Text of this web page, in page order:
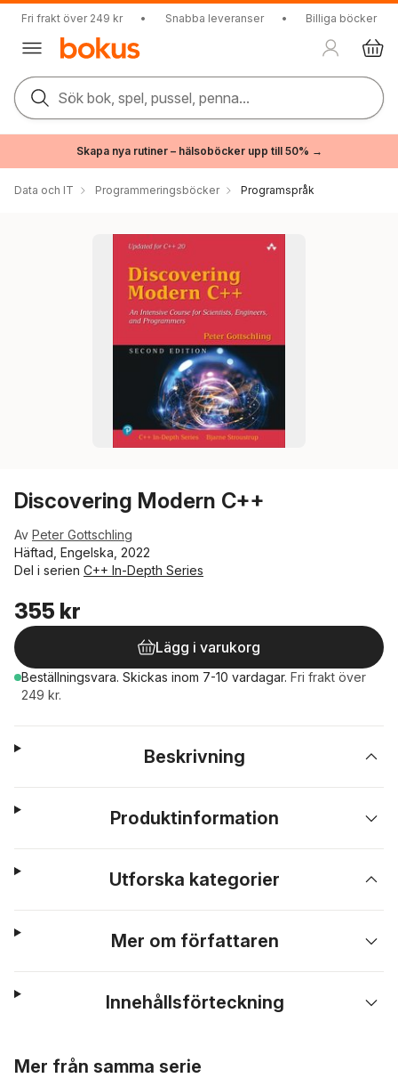
Fri frakt över 249 kr • Snabba leveranser • Billiga böcker
Sök bok, spel, pussel, penna...
Skapa nya rutiner – hälsoböcker upp till 50% →
Data och IT Programmeringsböcker Programspråk
Discovering Modern C++
Av Peter Gottschling
Häftad, Engelska, 2022
Del i serien C++ In-Depth Series
355 kr
Lägg i varukorg
Beställningsvara. Skickas inom 7-10 vardagar. Fri frakt över
249 kr.
Beskrivning
Produktinformation
Utforska kategorier
Mer om författaren
Innehållsförteckning
Mer från samma serie